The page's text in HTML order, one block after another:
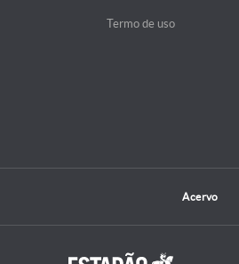
Termo de uso
Acervo